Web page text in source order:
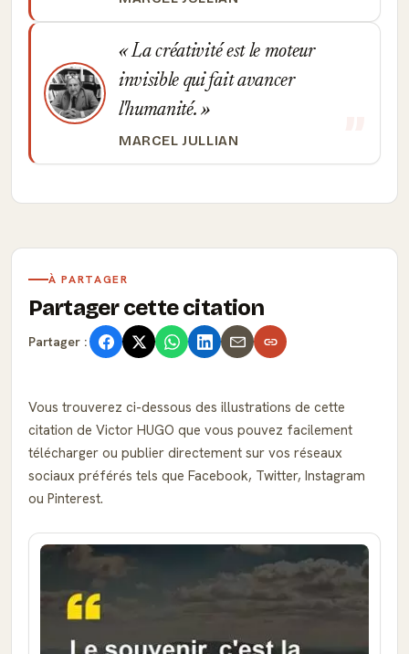
La créativité est le moteur
invisible qui fait avancer
l'humanité.
MARCEL JULLIAN
À PARTAGER
Partager cette citation
Partager :
Vous trouverez ci-dessous des illustrations de cette
citation de Victor HUGO que vous pouvez facilement
télécharger ou publier directement sur vos réseaux
sociaux préférés tels que Facebook, Twitter, Instagram
ou Pinterest.